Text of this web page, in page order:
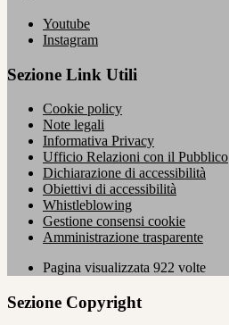
Youtube
Instagram
Sezione Link Utili
Cookie policy
Note legali
Informativa Privacy
Ufficio Relazioni con il Pubblico
Dichiarazione di accessibilità
Obiettivi di accessibilità
Whistleblowing
Gestione consensi cookie
Amministrazione trasparente
Pagina visualizzata 922 volte
Sezione Copyright